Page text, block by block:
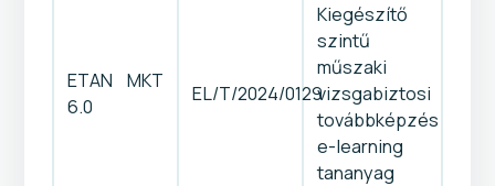
ETAN MKT
6.0
EL/T/2024/0129
Kiegészítő
szintű
műszaki
vizsgabiztosi
továbbképzés
e-learning
tananyag